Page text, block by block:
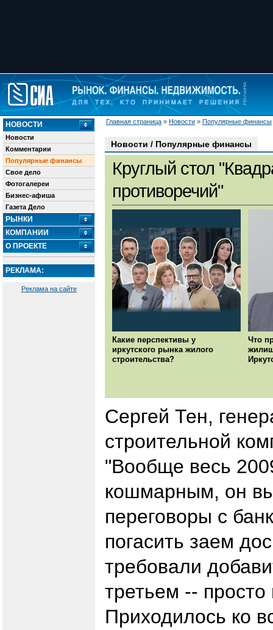
Главная страница » Новости » Популярные финансы
НОВОСТИ
Новости
Комментарии
Популярные финансы
Свое дело
Фотогалереи
Бизнес-афиша
Газета Дело
РЫНКИ
КОМПАНИИ
О ПРОЕКТЕ
РЕКЛАМА:
Реклама на сайте
Новости / Популярные финансы
Круглый стол
противоречий"
Какие перспективы у
иркутского рынка жилого
строительства?
Что
Сергей Тен,
строительной
"Вообще весь
кошмарным, он
переговоры с
погасить заем
требовали
третьем --
Приходилось ко